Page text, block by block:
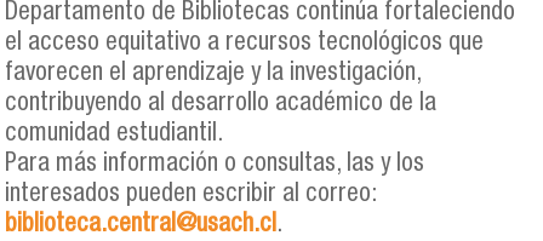
Departamento de Bibliotecas continúa fortaleciendo
el acceso equitativo a recursos tecnológicos que
favorecen el aprendizaje y la investigación,
contribuyendo al desarrollo académico de la
comunidad estudiantil.
Para más información o consultas, las y los
interesados pueden escribir al correo:
biblioteca.central@usach.cl.